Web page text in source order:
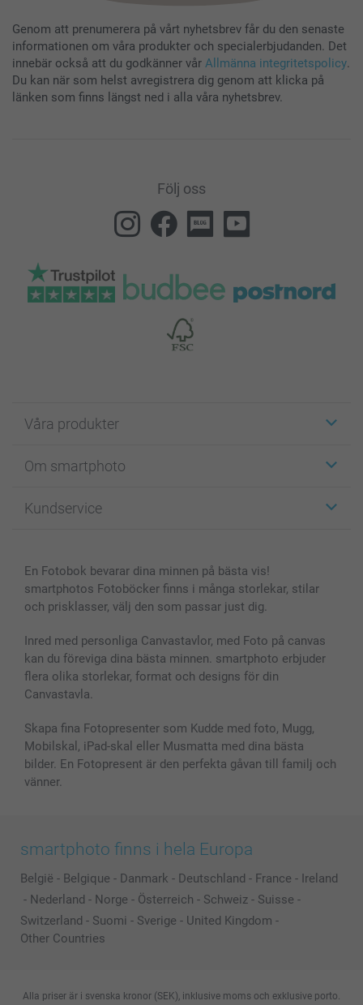
Genom att prenumerera på vårt nyhetsbrev får du den senaste
informationen om våra produkter och specialerbjudanden. Det
innebär också att du godkänner vår Allmänna integritetspolicy.
Du kan när som helst avregistrera dig genom att klicka på
länken som finns längst ned i alla våra nyhetsbrev.
Följ oss
Våra produkter
Fotokort
Fotoböcker
Skal till Mobil & Surfplatta
MyNameBook
Fotoramar & Tillbehör
Presentkort
Alla fotoprodukter
Om smartphoto
För affiliates
Sitemap
Villkor och garantier
Kundservice
smartbonus
Priser & betalning
En Fotobok bevarar dina minnen på bästa vis!
smartphotos Fotoböcker finns i många storlekar, stilar
och prisklasser, välj den som passar just dig.
Inred med personliga Canvastavlor, med Foto på canvas
kan du föreviga dina bästa minnen. smartphoto erbjuder
flera olika storlekar, format och designs för din
Canvastavla.
Skapa fina Fotopresenter som Kudde med foto, Mugg,
Mobilskal, iPad-skal eller Musmatta med dina bästa
bilder. En Fotopresent är den perfekta gåvan till familj och
vänner.
smartphoto finns i hela Europa
België - Belgique - Danmark - Deutschland - France - Ireland
- Nederland - Norge - Österreich - Schweiz - Suisse -
Switzerland - Suomi - Sverige - United Kingdom -
Other Countries
Alla priser är i svenska kronor (SEK), inklusive moms och exklusive porto.